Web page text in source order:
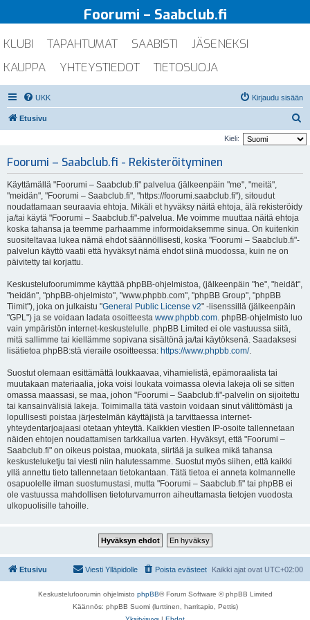
Foorumi – Saabclub.fi
KLUBI TAPAHTUMAT SAABISTI
JÄSENEKSI
KAUPPA
YHTEYSTIEDOT TIETOSUOJA
UKK Kirjaudu sisään
Etusivu
t
Kieli:
Foorumi – Saabclub.fi - Rekisteröityminen
Käyttämällä "Foorumi – Saabclub.fi" palvelua (jälkeenpäin "me", "meitä",
"meidän", "Foorumi – Saabclub.fi", "https://foorumi.saabclub.fi"), sitoudut
noudattamaan seuraavia ehtoja. Mikäli et hyväksy näitä ehtoja, älä rekisteröidy
ja/tai käytä "Foorumi – Saabclub.fi"-palvelua. Me voimme muuttaa näitä ehtoja
koska tahansa ja teemme parhaamme informoidaksemme sinua. On kuitenkin
suositeltavaa lukea nämä ehdot säännöllisesti, koska "Foorumi – Saabclub.fi"-
palvelun käyttö vaatii että hyväksyt nämä ehdot siinä muodossa, kuin ne on
päivitetty tai korjattu.
Keskustelufoorumimme käyttää phpBB-ohjelmistoa, (jälkeenpäin "he", "heidät",
"heidän", "phpBB-ohjelmisto", "www.phpbb.com", "phpBB Group", "phpBB
Tiimit"), joka on julkaistu "General Public License v2" -lisenssillä (jälkeenpäin
"GPL") ja se voidaan ladata osoitteesta www.phpbb.com. phpBB-ohjelmisto luo
vain ympäristön internet-keskustelulle. phpBB Limited ei ole vastuussa siitä,
mitä sallimme tai kiellämme sopivana sisältönä ja/tai käytöksenä. Saadaksesi
lisätietoa phpBB:stä vieraile osoitteessa: https://www.phpbb.com/.
Suostut olemaan esittämättä loukkaavaa, vihamielistä, epämoraalista tai
muutakaan materiaalia, joka voisi loukata voimassa olevia lakeja oli se sitten
omassa maassasi, se maa, johon "Foorumi – Saabclub.fi"-palvelin on sijoitettu
tai kansainvälisiä lakeja. Toimimalla tätä vastoin voidaan sinut välittömästi ja
lopullisesti poistaa järjestelmän käyttäjistä ja tarvittaessa internet-
yhteydentarjoajaasi otetaan yhteyttä. Kaikkien viestien IP-osoite tallennetaan
näiden ehtojen noudattamisen tarkkailua varten. Hyväksyt, että "Foorumi –
Saabclub.fi" on oikeus poistaa, muokata, siirtää ja sulkea mikä tahansa
keskusteluketju tai viesti niin halutessamme. Suostut myös siihen, että kaikki
yllä annettu tieto tallennetaan tietokantaan. Tätä tietoa ei anneta kolmannelle
osapuolelle ilman suostumustasi, mutta "Foorumi – Saabclub.fi" tai phpBB ei
ole vastuussa mahdollisen tietoturvamurron aiheuttamasta tietojen vuodosta
ulkopuolisille tahoille.
Etusivu Kaikki ajat ovat UTC+02:00
Poista evästeet
Viesti Ylläpidolle
Keskustelufoorumin ohjelmisto phpBB® Forum Software © phpBB Limited
Käännös: phpBB Suomi (lurttinen, harritapio, Pettis)